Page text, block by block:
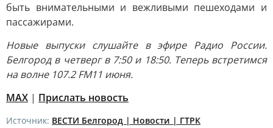
быть внимательными и вежливыми пешеходами и
пассажирами.
Новые выпуски слушайте в эфире Радио России.
Белгород в четверг в 7:50 и 18:50. Теперь встретимся
на волне 107.2 FM11 июня.
MAX | Прислать новость
Источник: ВЕСТИ Белгород | Новости | ГТРК